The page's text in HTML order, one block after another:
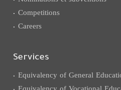
Competitions
Careers
Services
Equivalency of General